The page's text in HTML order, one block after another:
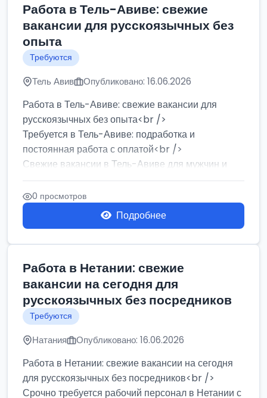
Работа в Тель-Авиве: свежие
вакансии для русскоязычных без
опыта
Требуются
Тель Авив Опубликовано: 16.06.2026
Работа в Тель-Авиве: свежие вакансии для
русскоязычных без опыта<br />
Требуется в Тель-Авиве: подработка и
постоянная работа с оплатой<br />
Свежие вакансии в Тель-Авиве для мужчин и
женщин от хозя...
0 просмотров
Подробнее
Работа в Нетании: свежие
вакансии на сегодня для
русскоязычных без посредников
Требуются
Натания Опубликовано: 16.06.2026
Работа в Нетании: свежие вакансии на сегодня
для русскоязычных без посредников<br />
Срочно требуется рабочий персонал в Нетании с